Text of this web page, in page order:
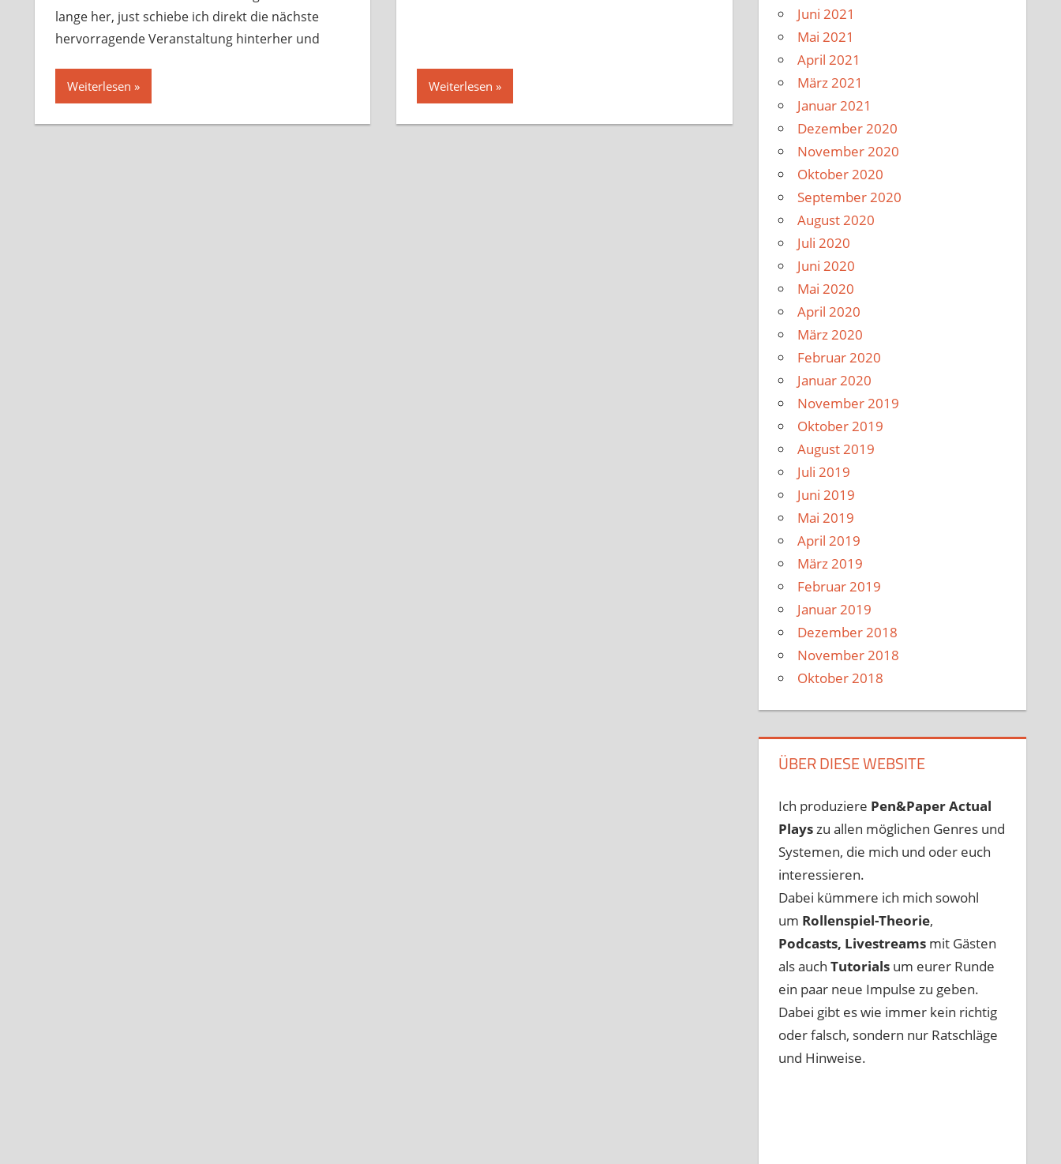
lange her, just schiebe ich direkt die nächste
hervorragende Veranstaltung hinterher und
Weiterlesen Weiterlesen
Juni 2021
Mai 2021
April 2021
März 2021
Januar 2021
Dezember 2020
November 2020
Oktober 2020
September 2020
August 2020
Juli 2020
Juni 2020
Mai 2020
April 2020
März 2020
Februar 2020
Januar 2020
November 2019
Oktober 2019
August 2019
Juli 2019
Juni 2019
Mai 2019
April 2019
März 2019
Februar 2019
Januar 2019
Dezember 2018
November 2018
Oktober 2018
ÜBER DIESE WEBSITE
Ich produziere Pen&PaperActual
Playszu allen möglichen Genres und
Systemen, die mich und oder euch
interessieren.
Dabei kümmere ich mich sowohl
um Rollenspiel-Theorie,
Podcasts, Livestreams mit Gästen
als auchTutorials um eurer Runde
ein paar neue Impulse zu geben.
Dabei gibt es wie immer kein richtig
oder falsch, sondern nur Ratschläge
und Hinweise.